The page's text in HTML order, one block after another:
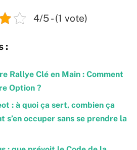
4/5 - (1 vote)
:
Rallye Clé en Main : Comment
Option ?
: à quoi ça sert, combien ça
s’en occuper sans se prendre la